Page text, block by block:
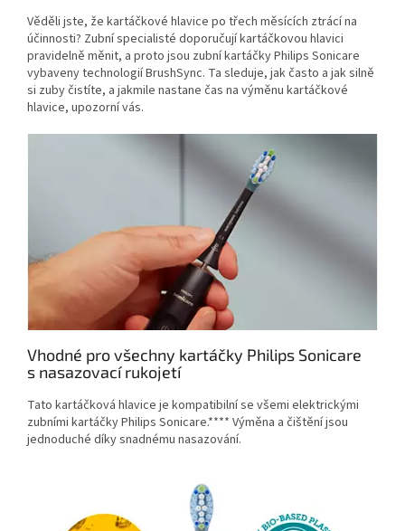
Věděli jste, že kartáčkové hlavice po třech měsících ztrácí na
účinnosti? Zubní specialisté doporučují kartáčkovou hlavici
pravidelně měnit, a proto jsou zubní kartáčky Philips Sonicare
vybaveny technologií BrushSync. Ta sleduje, jak často a jak silně
si zuby čistíte, a jakmile nastane čas na výměnu kartáčkové
hlavice, upozorní vás.
Vhodné pro všechny kartáčky Philips Sonicare
s nasazovací rukojetí
Tato kartáčková hlavice je kompatibilní se všemi elektrickými
zubními kartáčky Philips Sonicare.**** Výměna a čištění jsou
jednoduché díky snadnému nasazování.